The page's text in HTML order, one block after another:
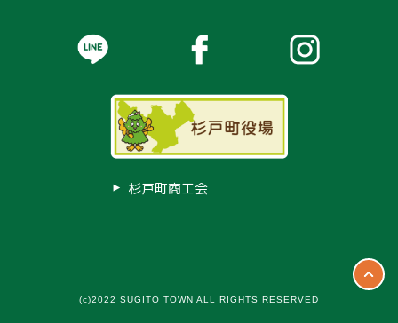
杉戸町商工会
(c)2022 SUGITO TOWN ALL RIGHTS RESERVED